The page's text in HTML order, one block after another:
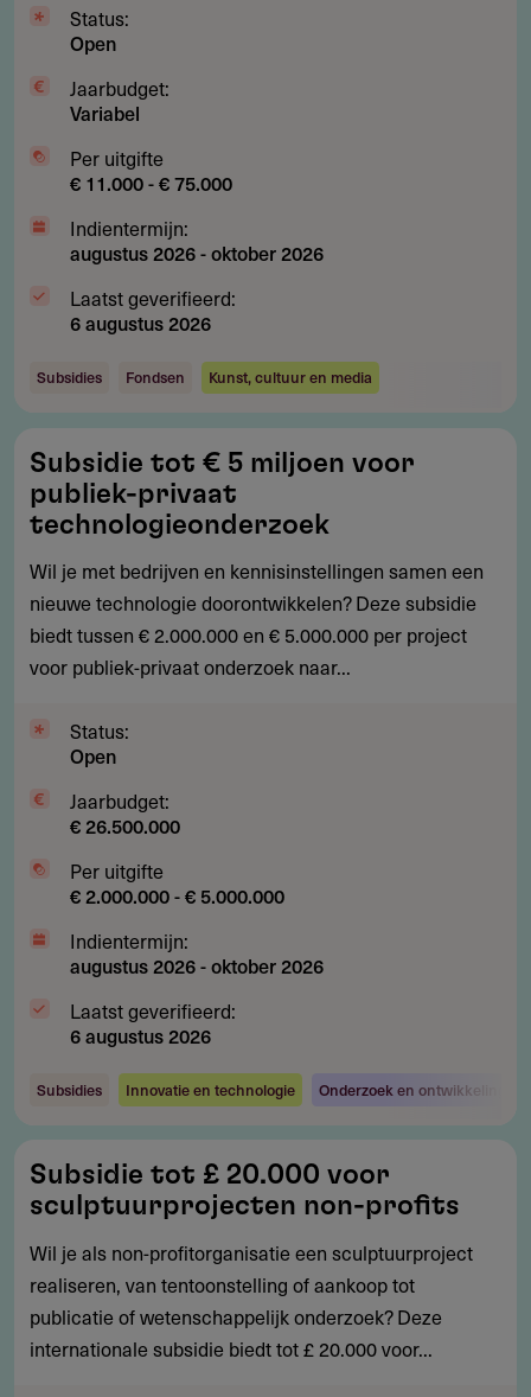
Status:
Open
Jaarbudget:
Variabel
Per uitgifte
€ 11.000 - € 75.000
Indientermijn:
augustus 2026-oktober 2026
Laatst geverifieerd:
6 augustus 2026
Subsidies Fondsen Kunst, cultuur en media
tot
€
5
miljoen
voor
publiek-
privaat
Subsidie tot € 5 miljoen voor
publiek-privaat
technologieonderzoek
Wil je met bedrijven en kennisinstellingen samen een
nieuwe technologie doorontwikkelen? Deze subsidie
biedt tussen € 2.000.000 en € 5.000.000 per project
voor publiek-privaat onderzoek naar...
Status:
Open
Jaarbudget:
€ 26.500.000
Per uitgifte
€ 2.000.000 - € 5.000.000
Indientermijn:
augustus 2026-oktober 2026
Laatst geverifieerd:
6 augustus 2026
Subsidies Innovatie en technologie Onderzoek en ontwikkeling
tot
£
20.000
voor
sculptuurprojecten
non-
Subsidie tot £ 20.000 voor
sculptuurprojecten non-profits
Wil je als non-profitorganisatie een sculptuurproject
realiseren, van tentoonstelling of aankoop tot
publicatie of wetenschappelijk onderzoek? Deze
internationale subsidie biedt tot £ 20.000 voor...